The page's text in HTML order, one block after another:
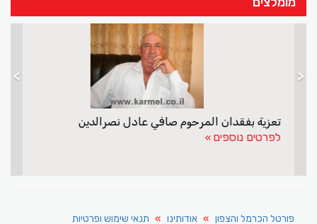
בשר לא ראוי למאכל שווק לציבור
לפרטים נוספים
> <
פורטל הכרמל והצפון אודותינו תנאי שימוש ופרטיות